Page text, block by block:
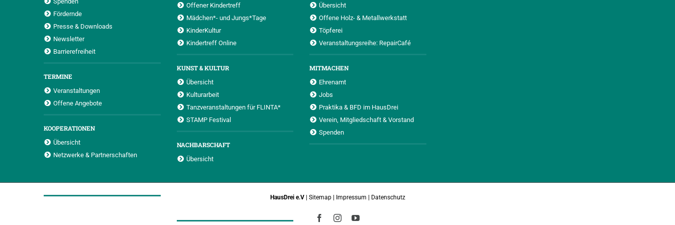
Fördernde
Presse & Downloads
Newsletter
Barrierefreiheit
TERMINE
Veranstaltungen
Offene Angebote
KOOPERATIONEN
Übersicht
Netzwerke & Partnerschaften
Offener Kindertreff
Mädchen*- und Jungs*Tage
KinderKultur
Kindertreff Online
KUNST & KULTUR
Übersicht
Kulturarbeit
Tanzveranstaltungen für FLINTA*
STAMP Festival
NACHBARSCHAFT
Übersicht
Übersicht
Offene Holz- & Metallwerkstatt
Töpferei
Veranstaltungsreihe: RepairCafé
MITMACHEN
Ehrenamt
Jobs
Praktika & BFD im HausDrei
Verein, Mitgliedschaft & Vorstand
Spenden
HausDrei e.V Sitemap| Impressum Datenschutz
FacebookInstagramYouTube